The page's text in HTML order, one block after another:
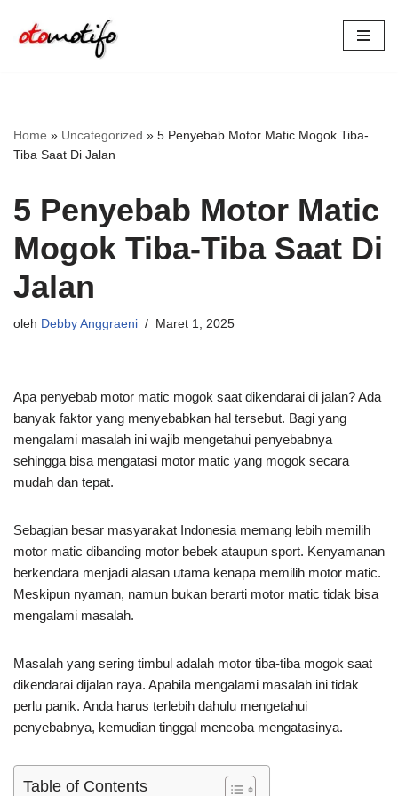
Lompat
Home » Uncategorized » 5 Penyebab Motor Matic Mogok Tiba-
Tiba Saat Di Jalan
5 Penyebab Motor Matic
Mogok Tiba-Tiba Saat Di
Jalan
oleh Debby Anggraeni Maret 1, 2025
Apa penyebab motor matic mogok saat dikendarai di jalan? Ada
banyak faktor yang menyebabkan hal tersebut. Bagi yang
mengalami masalah ini wajib mengetahui penyebabnya
sehingga bisa mengatasi motor matic yang mogok secara
mudah dan tepat.
Sebagian besar masyarakat Indonesia memang lebih memilih
motor matic dibanding motor bebek ataupun sport. Kenyamanan
berkendara menjadi alasan utama kenapa memilih motor matic.
Meskipun nyaman, namun bukan berarti motor matic tidak bisa
mengalami masalah.
Masalah yang sering timbul adalah motor tiba-tiba mogok saat
dikendarai dijalan raya. Apabila mengalami masalah ini tidak
perlu panik. Anda harus terlebih dahulu mengetahui
penyebabnya, kemudian tinggal mencoba mengatasinya.
Table of Contents